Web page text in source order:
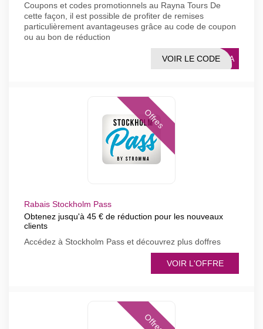
Coupons et codes promotionnels au Rayna Tours De
cette façon, il est possible de profiter de remises
particulièrement avantageuses grâce au code de coupon
ou au bon de réduction
XTRA
VOIR LE CODE
Offres
Rabais Stockholm Pass
Obtenez jusqu'à 45 € de réduction pour les nouveaux
clients
Accédez à Stockholm Pass et découvrez plus doffres
VOIR L'OFFRE
Offres